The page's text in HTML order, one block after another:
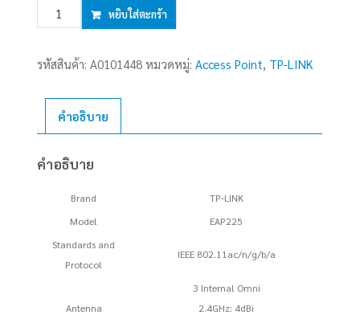
จำนวน
Access
TP-
(EAP225)
Dual
หยิบใส่ตะกร้า
รหัสสินค้า:A0101448 หมวดหมู่:Access Point, TP-LINK
คำอธิบาย
คำอธิบาย
Brand
TP-LINK
Model
EAP225
Standards and
Protocol
IEEE 802.11ac/n/g/b/a
Antenna
3 Internal Omni
2.4GHz: 4dBi